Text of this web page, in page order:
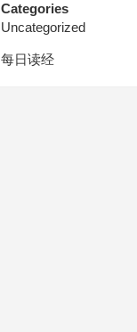
Categories
Uncategorized
每日读经